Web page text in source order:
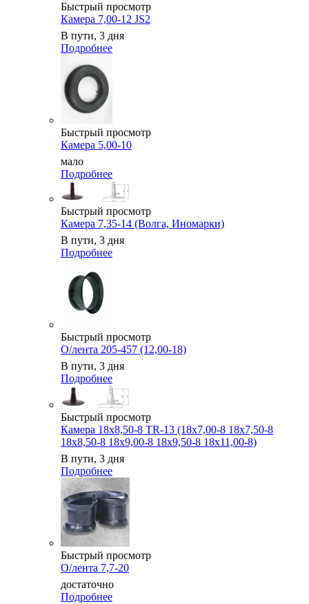
Быстрый просмотр
Камера 7,00-12 JS2
В пути, 3 дня
Подробнее
Быстрый просмотр
Камера 5,00-10
мало
Подробнее
Быстрый просмотр
Камера 7,35-14 (Волга, Иномарки)
В пути, 3 дня
Подробнее
Быстрый просмотр
О/лента 205-457 (12,00-18)
В пути, 3 дня
Подробнее
Быстрый просмотр
Камера 18x8,50-8 TR-13 (18x7,00-8 18x7,50-8
18x8,50-8 18x9,00-8 18x9,50-8 18x11,00-8)
В пути, 3 дня
Подробнее
Быстрый просмотр
О/лента 7,7-20
достаточно
Подробнее